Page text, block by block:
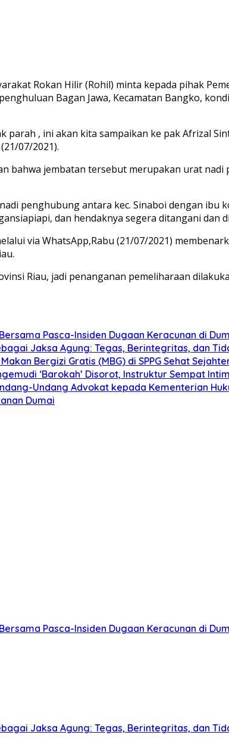
Rokan Hilir (Rohil) minta kepada pihak
Bagan Jawa, Kecamatan Bangko,
, ini akan kita sampaikan ke pak Afrizal
07/2021).
bahwa jembatan tersebut merupakan urat
penghubung antara kec. Sinaboi dengan ibu
dan hendaknya segera ditangani dan
via WhatsApp,Rabu (21/07/2021)
Riau, jadi penanganan pemeliharaan
Pasca-Insiden Dugaan Keracunan di
Jaksa Agung: Tegas, Berintegritas, dan
Bergizi Gratis (MBG) di SPPG Sehat
‘Barokah’ Disorot, Instruktur Sempat
Undang Advokat kepada Kementerian
Dumai
Pasca-Insiden Dugaan Keracunan di
Jaksa Agung: Tegas, Berintegritas, dan